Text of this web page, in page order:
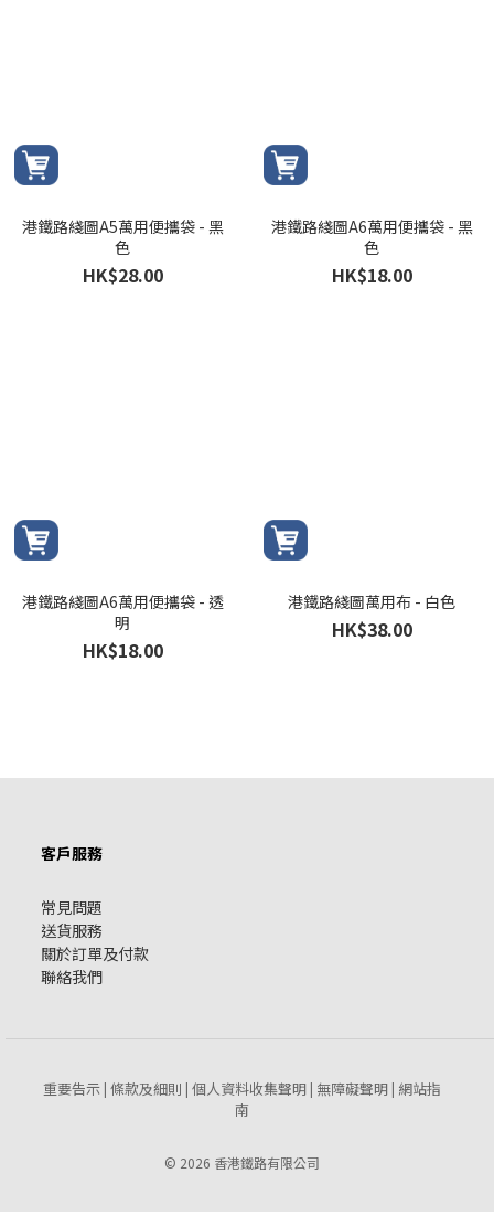
港鐵路綫圖A5萬用便攜袋 - 黑
色
HK$28.00
港鐵路綫圖A6萬用便攜袋 - 黑
色
HK$18.00
港鐵路綫圖A6萬用便攜袋 - 透
明
HK$18.00
港鐵路綫圖萬用布 - 白色
HK$38.00
客戶服務
常見問題
送貨服務
關於訂單及付款
聯絡我們
重要告示| 條款及細則 | 個人資料收集聲明| 無障礙聲明| 網站指
南
© 2026 香港鐵路有限公司